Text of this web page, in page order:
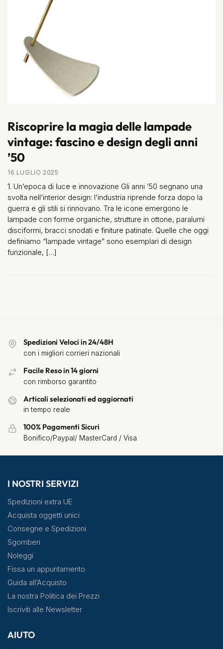
Riscoprire la magia delle lampade
vintage: fascino e design degli anni
’50
16 LUGLIO 2025
1. Un’epoca di luce e innovazione Gli anni ’50 segnano una
svolta nell’interior design: l’industria riprende forza dopo la
guerra e gli stili si rinnovano. Tra le icone emergono le
lampade con forme organiche, strutture in ottone, paralumi
disciformi, bracci snodati e finiture patinate. Quelle che oggi
definiamo “lampade vintage” sono esemplari di design
funzionale, […]
Spedizioni Veloci in 24/48H
con i migliori corrieri nazionali
Facile Reso in 14 giorni
con rimborso garantito
Articoli selezionati ed aggiornati
in tempo reale
100% Pagamenti Sicuri
Bonifico/Paypal/ MasterCard / Visa
I NOSTRI SERVIZI
Spedizioni extra UE
Acquista oggetti unici
Consegne e Spedizioni
Sgomberi
Noleggi
Fissa un appuntamento
Guida all’Acquisto
La nostra Politica dei Prezzi
Iscriviti alle Newsletter
AIUTO